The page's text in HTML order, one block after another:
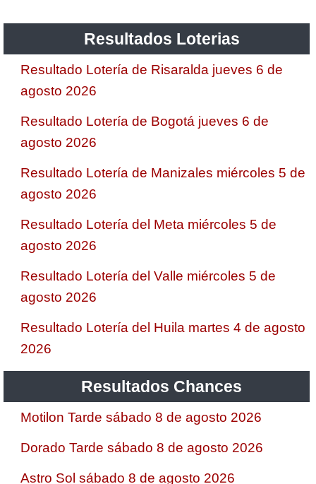
Resultados Loterias
Resultado Lotería de Risaralda jueves 6 de
agosto 2026
Resultado Lotería de Bogotá jueves 6 de
agosto 2026
Resultado Lotería de Manizales miércoles 5 de
agosto 2026
Resultado Lotería del Meta miércoles 5 de
agosto 2026
Resultado Lotería del Valle miércoles 5 de
agosto 2026
Resultado Lotería del Huila martes 4 de agosto
2026
Resultados Chances
Motilon Tarde sábado 8 de agosto 2026
Dorado Tarde sábado 8 de agosto 2026
Astro Sol sábado 8 de agosto 2026